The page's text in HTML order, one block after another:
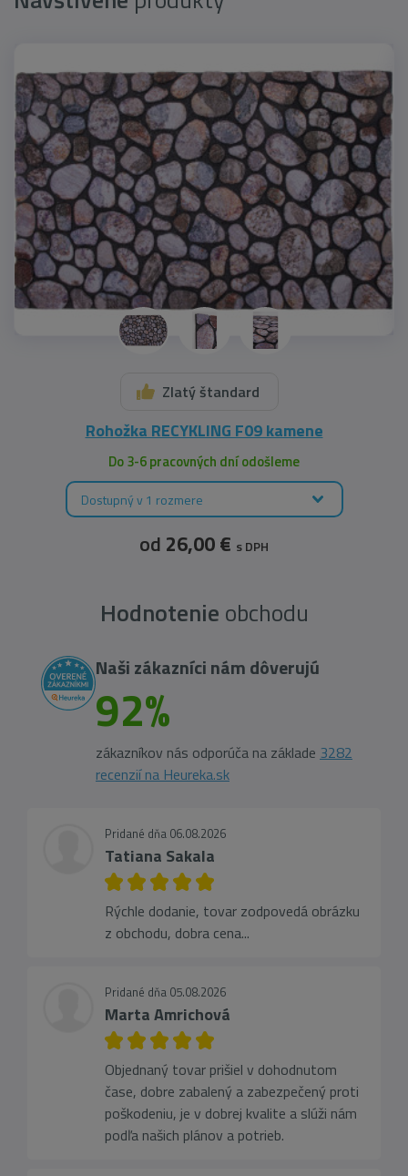
Zlatý štandard
Rohožka RECYKLING F09 kamene
Do 3-6 pracovných dní odošleme
Dostupný v 1 rozmere
od 26,00 € s DPH
Hodnotenie obchodu
Naši zákazníci nám dôverujú
92%
zákazníkov nás odporúča na základe 3282
recenzií na Heureka.sk
Pridané dňa 06.08.2026
Tatiana Sakala
Rýchle dodanie, tovar zodpovedá obrázku
z obchodu, dobra cena...
Pridané dňa 05.08.2026
Marta Amrichová
Objednaný tovar prišiel v dohodnutom
čase, dobre zabalený a zabezpečený proti
poškodeniu, je v dobrej kvalite a slúži nám
podľa našich plánov a potrieb.